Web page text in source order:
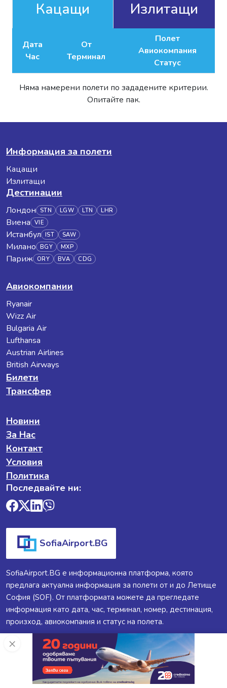
Кацащи Излитащи
Дата
Час
От
Терминал
Полет
Авиокомпания
Статус
Няма намерени полети по зададените критерии.
Опитайте пак.
×
Информация за полети
Кацащи
Излитащи
Дестинации
Лондон STN LGW LTN LHR
Виена VIE
Истанбул IST SAW
Милано BGY MXP
Париж ORY BVA CDG
Авиокомпании
Ryanair
Wizz Air
Bulgaria Air
Lufthansa
Austrian Airlines
British Airways
Билети
Трансфер
Новини
За Нас
Контакт
Условия
Политика
Последвайте ни:
SofiaAirport.BG
SofiaAirport.BG е информационна платформа, която
предлага актуална информация за полети от и до Летище
София (SOF). От платформата можете да прегледате
информация като дата, час, терминал, номер, дестинация,
произход, авиокомпания и статус на полета.
SofiaAirport.BG ® 2026 Всички Права Запазени.